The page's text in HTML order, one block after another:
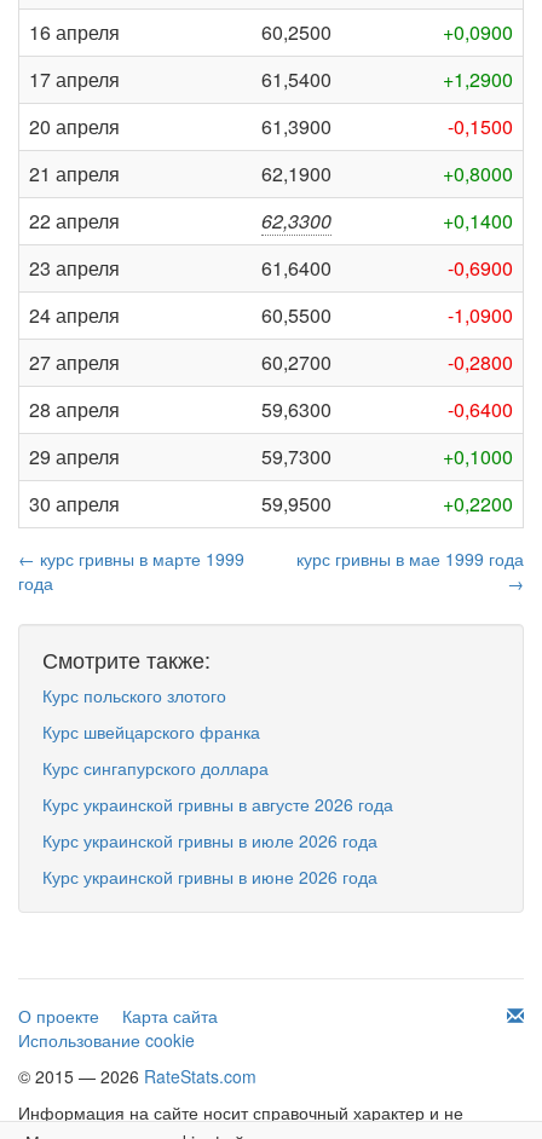
16 апреля
60,2500
+0,0900
17 апреля
61,5400
+1,2900
20 апреля
61,3900
-0,1500
21 апреля
62,1900
+0,8000
22 апреля
62,3300
+0,1400
23 апреля
61,6400
-0,6900
24 апреля
60,5500
-1,0900
27 апреля
60,2700
-0,2800
28 апреля
59,6300
-0,6400
29 апреля
59,7300
+0,1000
30 апреля
59,9500 +0,2200
← курс гривны в марте 1999
года
курс гривны в мае 1999 года
→
Смотрите также:
Курс польского злотого
Курс швейцарского франка
Курс сингапурского доллара
Курс украинской гривны в августе 2026 года
Курс украинской гривны в июле 2026 года
Курс украинской гривны в июне 2026 года
О проекте
Карта сайта
Использование cookie
© 2015 — 2026 RateStats.com
Информация на сайте носит справочный характер и не